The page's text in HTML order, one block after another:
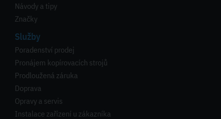
Návody a tipy
Značky
Služby
Poradenství prodej
Pronájem kopírovacích strojů
Prodloužená záruka
Doprava
Opravy a servis
Instalace zařízení u zákazníka